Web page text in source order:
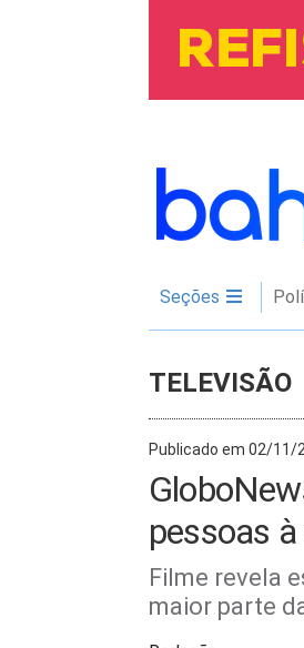
Seções
TELEVISÃO
Publicado em 02/11/
pessoas
Filme revela
maior parte